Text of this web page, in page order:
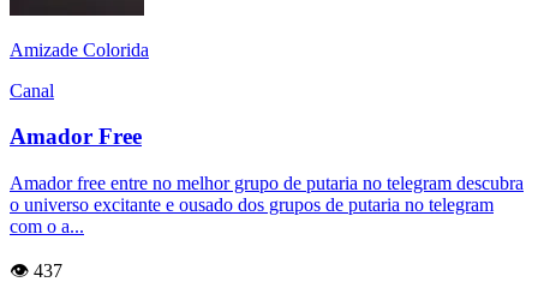
Amizade Colorida
Canal
Amador Free
Amador free entre no melhor grupo de putaria no telegram descubra
o universo excitante e ousado dos grupos de putaria no telegram
com o a...
👁️ 437